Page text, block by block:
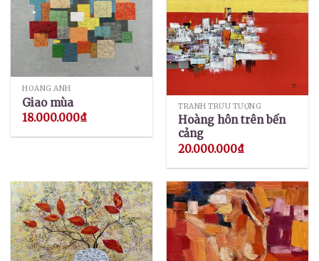
HOÀNG ANH
Giao mùa
18.000.000₫
TRANH TRỪU TƯỢNG
Hoàng hôn trên bến
cảng
20.000.000₫